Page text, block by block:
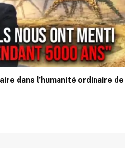
dans l’humanité ordinaire de